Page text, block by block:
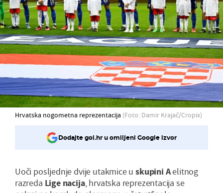
Hrvatska nogometna reprezentacija (Foto: Damir Krajač/Cropix)
Dodajte gol.hr u omiljeni Google izvor
Uoči posljednje dvije utakmice uskupini Aelitnog
razreda Lige nacija, hrvatska reprezentacija se